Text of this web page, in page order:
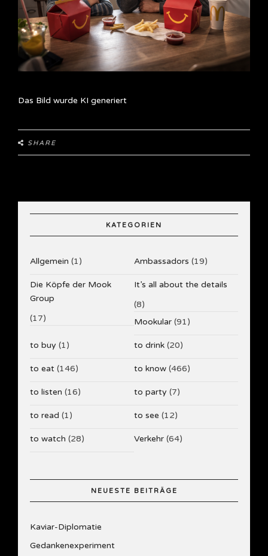
Das Bild wurde KI generiert
SHARE
KATEGORIEN
Allgemein (1) Ambassadors (19)
Die Köpfe der Mook
Group
(17)
It’s all about the details
(8)
Mookular (91)
to buy (1) to drink (20)
to eat (146) to know (466)
to listen (16) to party (7)
to read (1) to see (12)
to watch (28) Verkehr (64)
NEUESTE BEITRÄGE
Kaviar-Diplomatie
Gedankenexperiment